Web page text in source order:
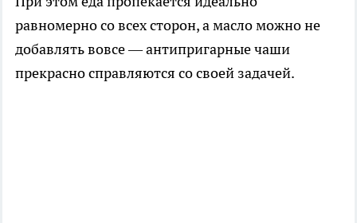
равномерно со всех сторон, а масло можно не
добавлять вовсе — антипригарные чаши
прекрасно справляются со своей задачей.